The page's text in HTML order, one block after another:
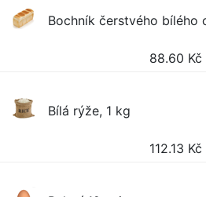
Bochník čerstvého bílého
88.60 Kč
Bílá rýže, 1 kg
112.13 Kč